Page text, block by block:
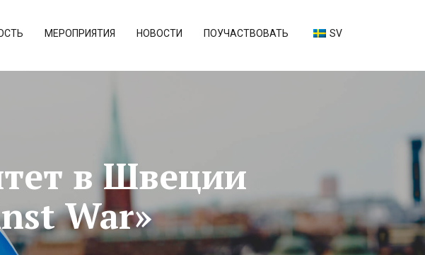
МЕРОПРИЯТИЯ НОВОСТИ ПОУЧАСТВОВАТЬ SV
в Швеции
War»